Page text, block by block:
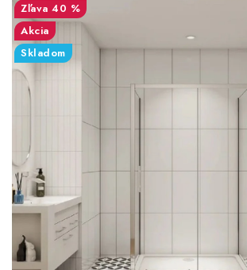
DOPLNKY
SANITA
PRÍSLUŠENSTVO K SPRCHOVÝM KÚTOM A
NÁHRADNÉ DIELY
Doprava a Platby
Reklamačný poriadok
Ochrana osobných údajov GDPR
Kontakty
40 %
Akcia
Skladom